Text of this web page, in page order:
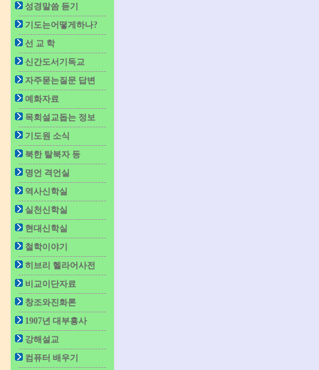
성경말씀 듣기
기도는어떻게하나?
선 교 학
신간도서기독교
자주묻는질문 답변
예화자료
목회설교돕는 정보
기도원 소식
북한 탈북자 등
명언 격언실
역사신학실
실천신학실
현대신학실
철학이야기
히브리 헬라어사전
비교이단자료
창조와진화론
1907년 대부흥사
강해설교
컴퓨터 배우기